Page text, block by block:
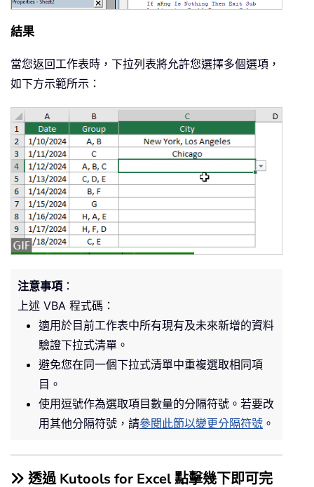
            Target
.Value = xValue1
End If
End
    Application
EnableEvents
True
On Error GoTo 0
End Sub
結果
當您返回工作表時，下拉列表將允許您選擇多個選項，
如下方示範所示：
注意事項 ：
上述 VBA 程式碼：
適用於目前工作表中所有現有及未來新增的資料
驗證下拉式清單。
避免您在同一個下拉式清單中重複選取相同項
目。
使用逗號作為選取項目數量的分隔符號。若要改
用其他分隔符號，請參閱此節以變更分隔符號 。
透過 Kutools for Excel 點擊幾下即可完